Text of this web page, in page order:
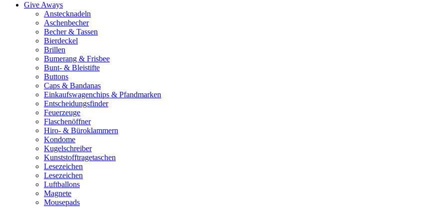
Give Aways
Anstecknadeln
Aschenbecher
Becher & Tassen
Bierdeckel
Brillen
Bumerang & Frisbee
Bunt- & Bleistifte
Buttons
Caps & Bandanas
Einkaufswagenchips & Pfandmarken
Entscheidungsfinder
Feuerzeuge
Flaschenöffner
Hiro- & Büroklammern
Kondome
Kugelschreiber
Kunststofftragetaschen
Lesezeichen
Lesezeichen
Luftballons
Magnete
Mousepads